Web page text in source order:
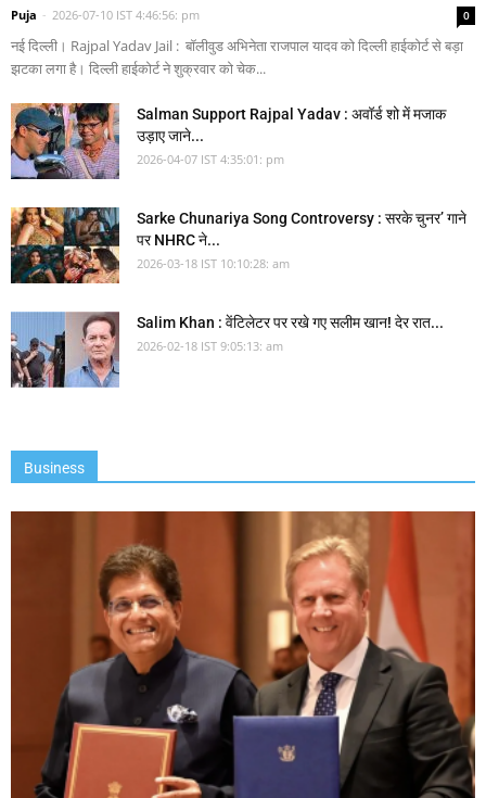
Puja - 2026-07-10 IST 4:46:56: pm 0
नई दिल्ली। Rajpal Yadav Jail : बॉलीवुड अभिनेता राजपाल यादव को दिल्ली हाईकोर्ट से बड़ा
झटका लगा है। दिल्ली हाईकोर्ट ने शुक्रवार को चेक...
Salman Support Rajpal Yadav : अवॉर्ड शो में मजाक
उड़ाए जाने...
2026-04-07 IST 4:35:01: pm
Sarke Chunariya Song Controversy : सरके चुनर’ गाने
पर NHRC ने...
2026-03-18 IST 10:10:28: am
Salim Khan : वेंटिलेटर पर रखे गए सलीम खान! देर रात...
2026-02-18 IST 9:05:13: am
Business